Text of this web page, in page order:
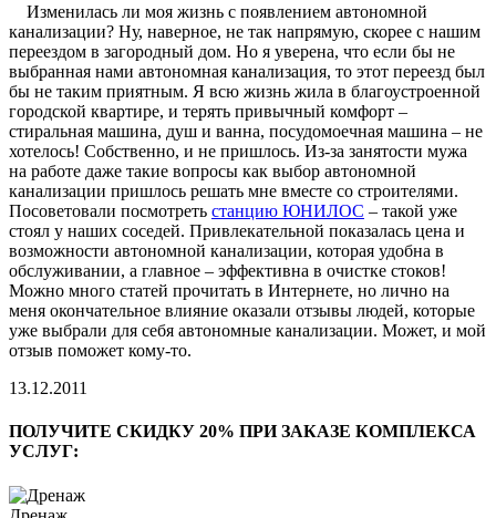
Изменилась ли моя жизнь с появлением автономной
канализации? Ну, наверное, не так напрямую, скорее с нашим
переездом в загородный дом. Но я уверена, что если бы не
выбранная нами автономная канализация, то этот переезд был
бы не таким приятным. Я всю жизнь жила в благоустроенной
городской квартире, и терять привычный комфорт –
стиральная машина, душ и ванна, посудомоечная машина – не
хотелось! Собственно, и не пришлось. Из-за занятости мужа
на работе даже такие вопросы как выбор автономной
канализации пришлось решать мне вместе со строителями.
Посоветовали посмотреть станцию ЮНИЛОС – такой уже
стоял у наших соседей. Привлекательной показалась цена и
возможности автономной канализации, которая удобна в
обслуживании, а главное – эффективна в очистке стоков!
Можно много статей прочитать в Интернете, но лично на
меня окончательное влияние оказали отзывы людей, которые
уже выбрали для себя автономные канализации. Может, и мой
отзыв поможет кому-то.
13.12.2011
ПОЛУЧИТЕ СКИДКУ 20% ПРИ ЗАКАЗЕ КОМПЛЕКСА
УСЛУГ: